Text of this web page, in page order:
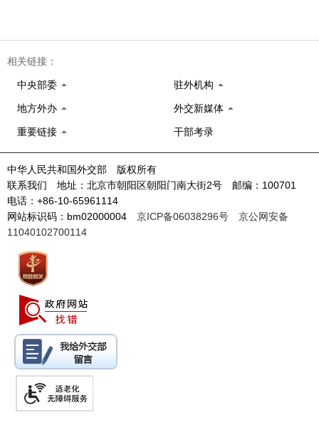
相关链接：
中央部委 驻外机构
地方外办 外交新媒体
重要链接 干部考录
中华人民共和国外交部 版权所有
联系我们 地址：北京市朝阳区朝阳门南大街2号 邮编：100701
电话：+86-10-65961114
网站标识码：bm02000004 京ICP备06038296号
京公网安备
11040102700114